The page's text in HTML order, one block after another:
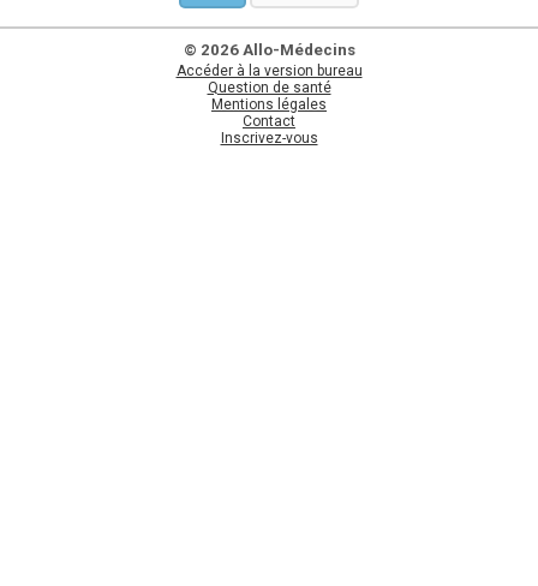
© 2026 Allo-Médecins
Accéder à la version bureau
Question de santé
Mentions légales
Contact
Inscrivez-vous